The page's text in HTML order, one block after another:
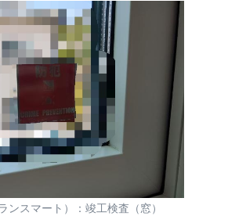
ンスマート）：竣工検査（窓）